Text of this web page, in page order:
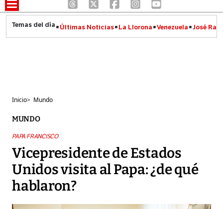
Últimas Noticias La Llorona Venezuela José
Inicio> Mundo
MUNDO
PAPA FRANCISCO
Vicepresidente de Estados
Unidos visita al Papa: ¿de qué
hablaron?